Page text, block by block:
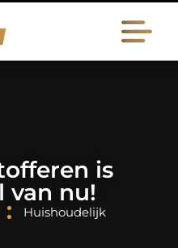
is
van nu!
Huishoudelijk